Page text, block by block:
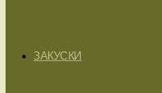
ЗАКУСКИ